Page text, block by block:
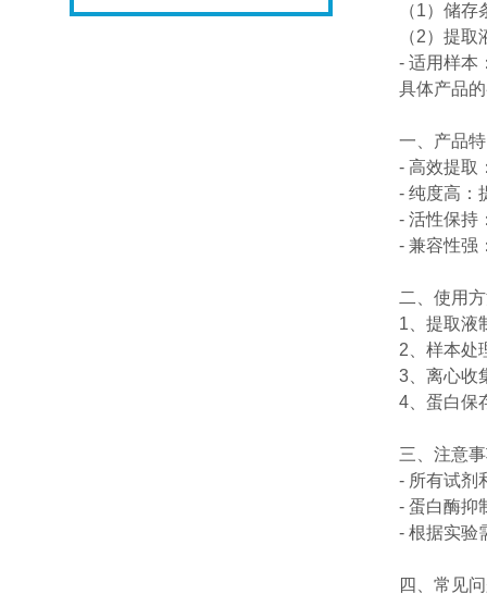
（1）储存
（2）提取液
- 适用样本
具体产品的
一、产品特
- 高效提取：
- 纯度高：提
- 活性保持：
- 兼容性强：
二、使用方
1、提取液制
2、样本处理
3、离心收集
4、蛋白保存
三、注意事
- 所有试剂和
- 蛋白酶抑制
- 根据实验需
四、常见问